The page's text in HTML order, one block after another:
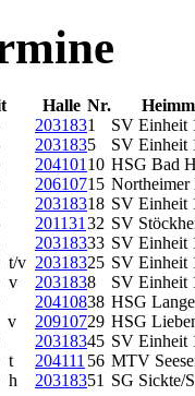
Halle Nr.
2031831 SV Einheit
2031835 SV Einheit
204101 10 HSG Bad
20610715
20318318 SV Einheit
201131 32 SV
20318333 SV Einheit
t/v 20318325 SV Einheit
v 2031838 SV Einheit
20410838 HSG
v 20910729 HSG
20318345 SV Einheit
t 204111 56 MTV
h 20318351 SG Sickte/